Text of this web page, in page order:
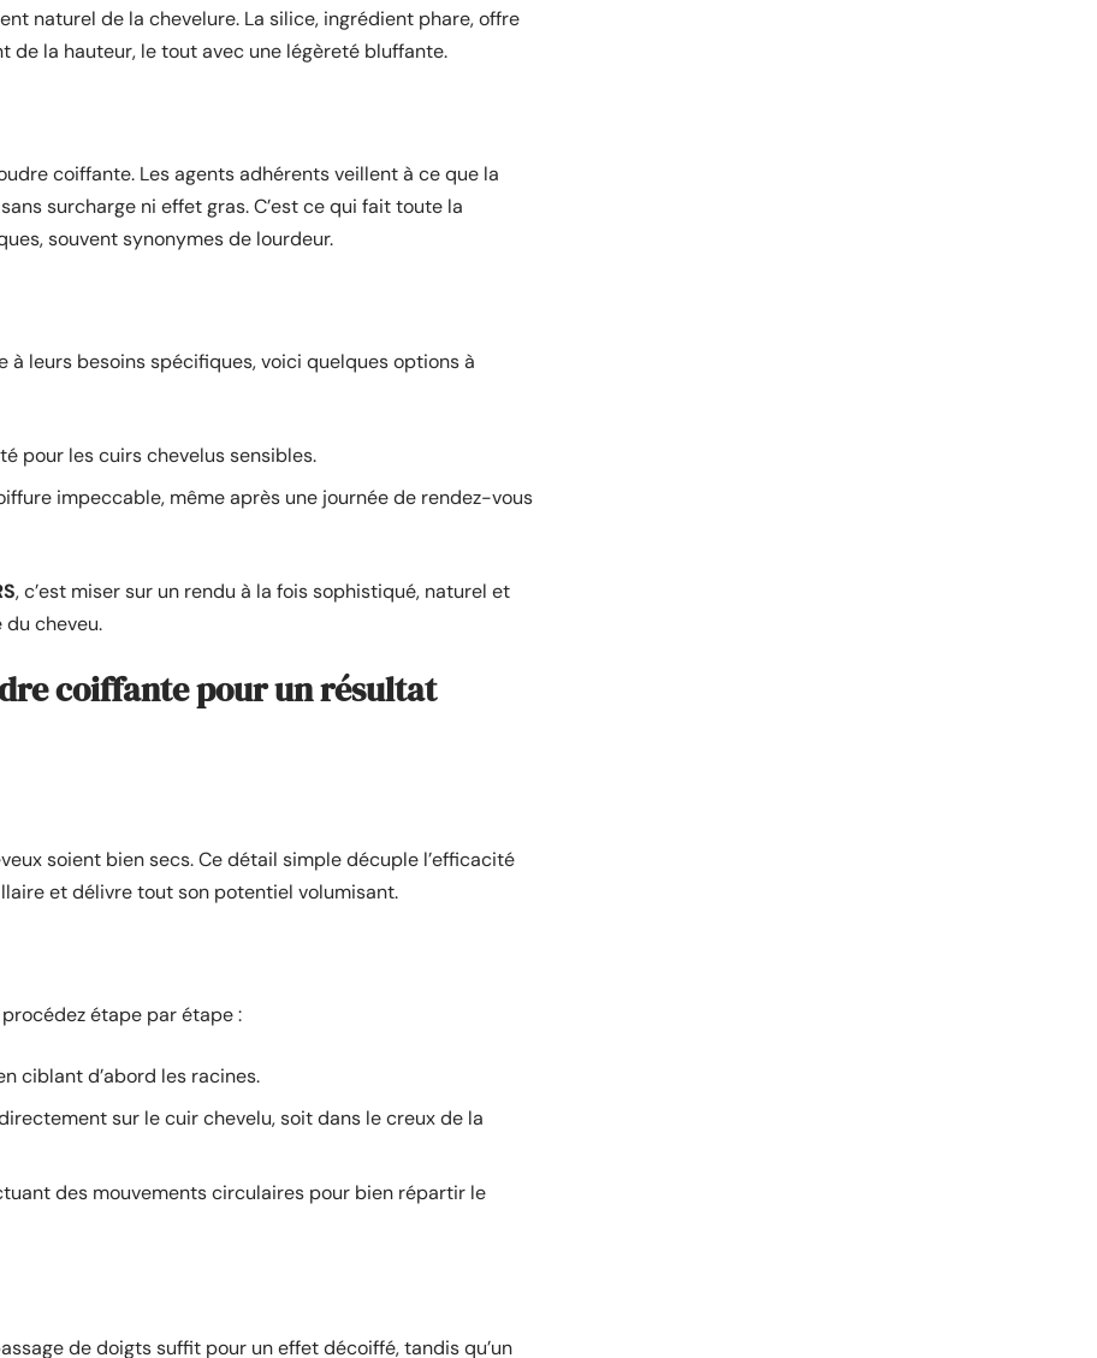
naturel de la chevelure. La silice, ingrédient phare, offre
de la hauteur, le tout avec une légèreté bluffante.
coiffante. Les agents adhérents veillent à ce que la
surcharge ni effet gras. C’est ce qui fait toute la
souvent synonymes de lourdeur.
leurs besoins spécifiques, voici quelques options à
pour les cuirs chevelus sensibles.
impeccable, même après une journée de rendez-vous
, c’est miser sur un rendu à la fois sophistiqué, naturel et
cheveu.
coiffante pour un résultat
soient bien secs. Ce détail simple décuple l’efficacité
et délivre tout son potentiel volumisant.
étape par étape :
ciblant d’abord les racines.
sur le cuir chevelu, soit dans le creux de la
des mouvements circulaires pour bien répartir le
de doigts suffit pour un effet décoiffé, tandis qu’un